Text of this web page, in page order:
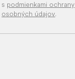
s podmienkami ochrany
osobných údajov.